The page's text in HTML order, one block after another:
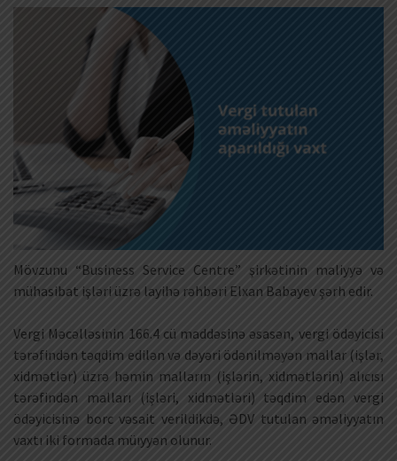
Mövzunu “Business Service Centre” şirkətinin maliyyə və
mühasibat işləri üzrə layihə rəhbəri Elxan Babayev şərh edir.
Vergi Məcəlləsinin 166.4 cü maddəsinə əsasən, vergi ödəyicisi
tərəfindən təqdim edilən və dəyəri ödənilməyən mallar (işlər,
xidmətlər) üzrə həmin malların (işlərin, xidmətlərin) alıcısı
tərəfindən malları (işləri, xidmətləri) təqdim edən vergi
ödəyicisinə borc vəsait verildikdə, ƏDV tutulan əməliyyatın
vaxtı iki formada müıyyən olunur.